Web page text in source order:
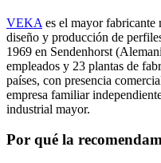
VEKA es el mayor fabricante
diseño y producción de
1969 en Sendenhorst
empleados y 23 plantas de
países, con presencia
empresa familiar
industrial mayor.
Por qué la